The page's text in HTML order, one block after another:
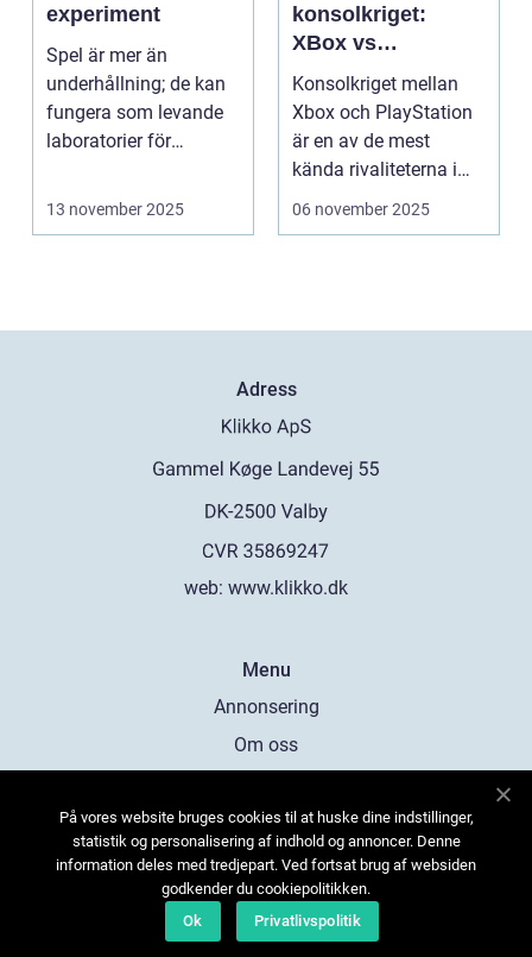
experiment
Spel är mer än
underhållning; de kan
fungera som levande
laboratorier för
13 november 2025
konsolkriget:
XBox vs
PlayStation
Konsolkriget mellan
Xbox och PlayStation
är en av de mest
kända rivaliteterna i
spelvä...
06 november 2025
Adress
web: www.klikko.dk
Menu
Annonsering
Om oss
Kontakta oss
Sitemap
På vores website bruges cookies til at huske dine indstillinger,
statistik og personalisering af indhold og annoncer. Denne
information deles med tredjepart. Ved fortsat brug af websiden
godkender du cookiepolitikken.
Ok
Privatlivspolitik